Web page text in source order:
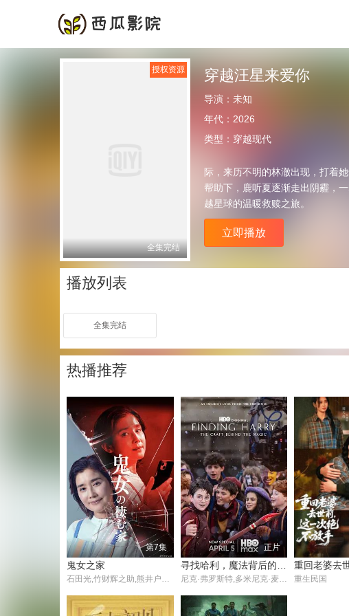
全集完结
授权资源 穿越汪星来爱你
导演： 未知
年代： 2026
类型： 穿越现代
际，来历不明的林澈出现，打着
帮助下，鹿听夏逐渐走出阴霾，
越星球的温暖救赎之旅。
立即播放
播放列表
全集完结
热播推荐
第7集
鬼女之家
正片
尼克·弗罗斯特,多米尼克·麦克劳克林,阿拉贝拉·斯坦顿,阿拉斯泰尔·斯托特,约翰·利思戈,珍妮特·麦克蒂尔,帕帕·厄希度 重生民国